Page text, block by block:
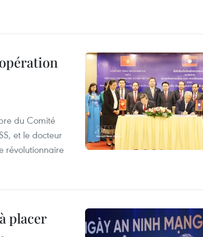
du Comité
et le docteur
révolutionnaire
placer